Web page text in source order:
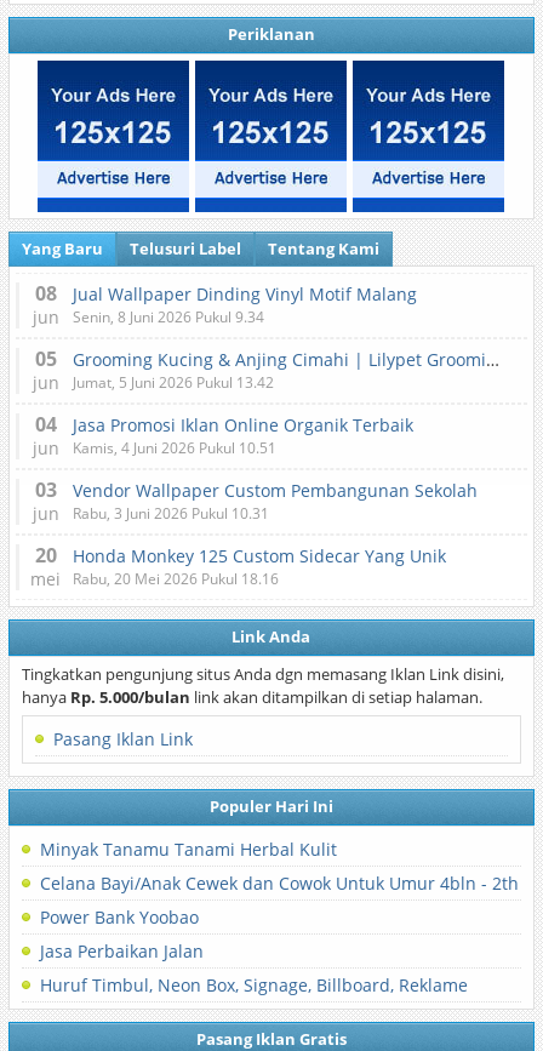
Periklanan
Yang Baru Telusuri Label Tentang Kami
08
jun
Jual Wallpaper Dinding Vinyl Motif Malang
Senin, 8 Juni 2026 Pukul 9.34
05
jun
Grooming Kucing & Anjing Cimahi | Lilypet Grooming & Pet Hotel
Jumat, 5 Juni 2026 Pukul 13.42
04
jun
Jasa Promosi Iklan Online Organik Terbaik
Kamis, 4 Juni 2026 Pukul 10.51
03
jun
Vendor Wallpaper Custom Pembangunan Sekolah
Rabu, 3 Juni 2026 Pukul 10.31
20
mei
Honda Monkey 125 Custom Sidecar Yang Unik
Rabu, 20 Mei 2026 Pukul 18.16
Link Anda
Tingkatkan pengunjung situs Anda dgn memasang Iklan Link disini,
hanya Rp. 5.000/bulan link akan ditampilkan di setiap halaman.
Pasang Iklan Link
Populer Hari Ini
Minyak Tanamu Tanami Herbal Kulit
Celana Bayi/Anak Cewek dan Cowok Untuk Umur 4bln - 2th
Power Bank Yoobao
Jasa Perbaikan Jalan
Huruf Timbul, Neon Box, Signage, Billboard, Reklame
Pasang Iklan Gratis